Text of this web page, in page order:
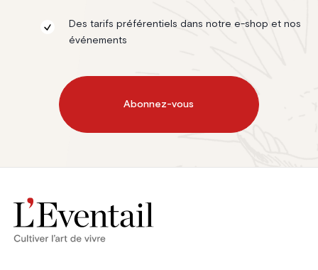
Des tarifs préférentiels dans notre e-shop et nos
événements
Abonnez-vous